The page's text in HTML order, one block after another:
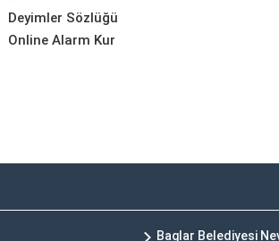
Deyimler Sözlüğü
Online Alarm Kur
Baglar Belediyesi